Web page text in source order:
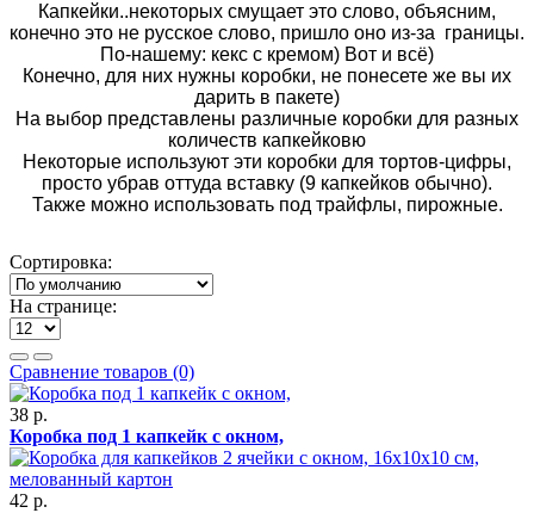
Капкейки..некоторых смущает это слово, объясним,
конечно это не русское слово, пришло оно из-за границы.
По-нашему: кекс с кремом) Вот и всё)
Конечно, для них нужны коробки, не понесете же вы их
дарить в пакете)
На выбор представлены различные коробки для разных
количеств капкейковю
Некоторые используют эти коробки для тортов-цифры,
просто убрав оттуда вставку (9 капкейков обычно).
Также можно использовать под трайфлы, пирожные.
Сортировка:
На странице:
Сравнение товаров (0)
38 р.
Коробка под 1 капкейк с окном,
42 р.